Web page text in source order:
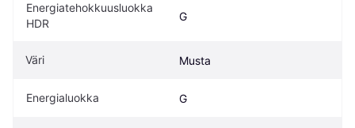
Energiatehokkuusluokka
HDR
G
Väri Musta
Energialuokka G